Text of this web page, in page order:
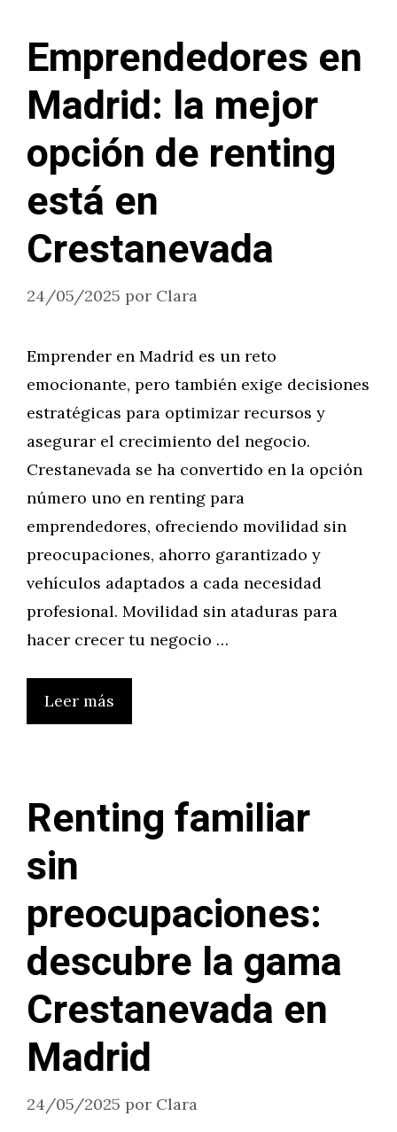
Emprendedores en
Madrid: la mejor
opción de renting
está en
Crestanevada
24/05/2025 por Clara
Emprender en Madrid es un reto
emocionante, pero también exige decisiones
estratégicas para optimizar recursos y
asegurar el crecimiento del negocio.
Crestanevada se ha convertido en la opción
número uno en renting para
emprendedores, ofreciendo movilidad sin
preocupaciones, ahorro garantizado y
vehículos adaptados a cada necesidad
profesional. Movilidad sin ataduras para
hacer crecer tu negocio …
Leer más
Renting familiar
sin
preocupaciones:
descubre la gama
Crestanevada en
Madrid
24/05/2025 por Clara